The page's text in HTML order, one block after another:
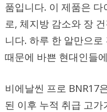
품입니다. 이 제품은
로, 체지방 감소와 장
니다. 하루 한 알만으
때문에 바쁜 현대인들
비에날씬 프로 BNR17
된 이후 누적 취급 고